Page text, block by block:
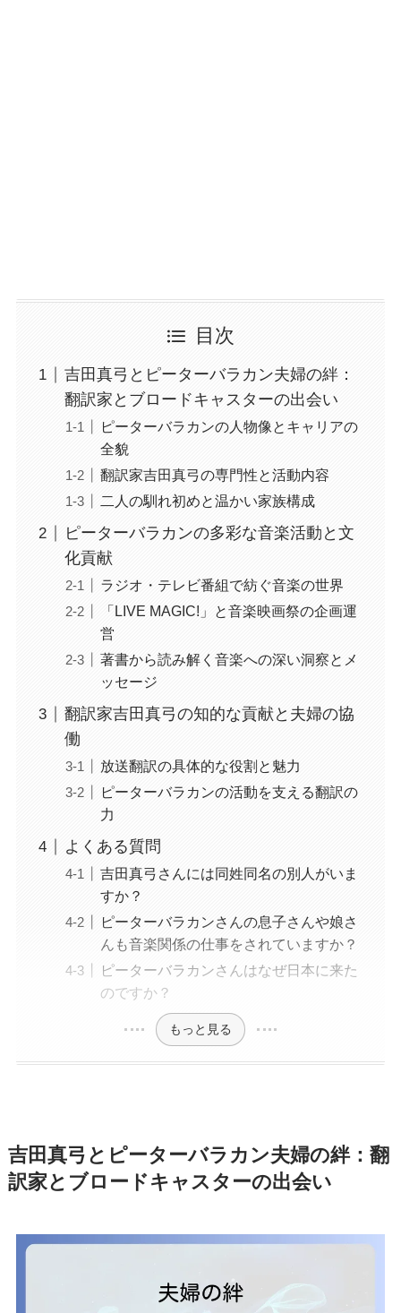
目次
吉田真弓とピーターバラカン夫婦の絆：
翻訳家とブロードキャスターの出会い
ピーターバラカンの人物像とキャリアの
全貌
翻訳家吉田真弓の専門性と活動内容
二人の馴れ初めと温かい家族構成
ピーターバラカンの多彩な音楽活動と文
化貢献
ラジオ・テレビ番組で紡ぐ音楽の世界
「LIVE MAGIC!」と音楽映画祭の企画運
営
著書から読み解く音楽への深い洞察とメ
ッセージ
翻訳家吉田真弓の知的な貢献と夫婦の協
働
放送翻訳の具体的な役割と魅力
ピーターバラカンの活動を支える翻訳の
力
よくある質問
吉田真弓さんには同姓同名の別人がいま
すか？
ピーターバラカンさんの息子さんや娘さ
んも音楽関係の仕事をされていますか？
ピーターバラカンさんはなぜ日本に来た
のですか？
もっと見る
吉田真弓とピーターバラカン夫婦の絆：翻
訳家とブロードキャスターの出会い